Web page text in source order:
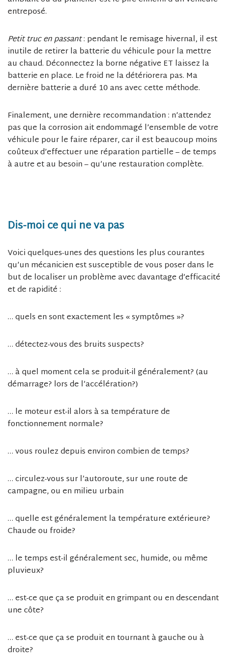
entreposé.
Petit truc en passant: pendant le remisage hivernal, il est
inutile de retirer la batterie du véhicule pour la mettre
au chaud. Déconnectez la borne négative ET laissez la
batterie en place. Le froid ne la détériorera pas. Ma
dernière batterie a duré 10 ans avec cette méthode.
Finalement, une dernière recommandation : n’attendez
pas que la corrosion ait endommagé l’ensemble de votre
véhicule pour le faire réparer, car il est beaucoup moins
coûteux d’effectuer une réparation partielle – de temps
à autre et au besoin – qu’une restauration complète.
Dis-moi ce qui ne va pas
Voici quelques-unes des questions les plus courantes
qu’un mécanicien est susceptible de vous poser dans le
but de localiser un problème avec davantage d’efficacité
et de rapidité :
… quels en sont exactement les « symptômes »?
… détectez-vous des bruits suspects?
… à quel moment cela se produit-il généralement? (au
démarrage? lors de l’accélération?)
… le moteur est-il alors à sa température de
fonctionnement normale?
… vous roulez depuis environ combien de temps?
… circulez-vous sur l’autoroute, sur une route de
campagne, ou en milieu urbain
… quelle est généralement la température extérieure?
Chaude ou froide?
… le temps est-il généralement sec, humide, ou même
pluvieux?
… est-ce que ça se produit en grimpant ou en descendant
une côte?
… est-ce que ça se produit en tournant à gauche ou à
droite?